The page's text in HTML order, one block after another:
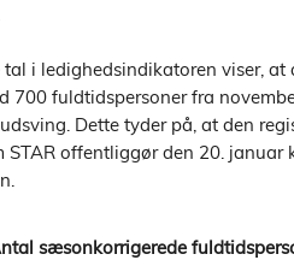
tal i ledighedsindikatoren viser,
700 fuldtidspersoner fra
Dette tyder på, at den
STAR offentliggør den 20.
sæsonkorrigerede